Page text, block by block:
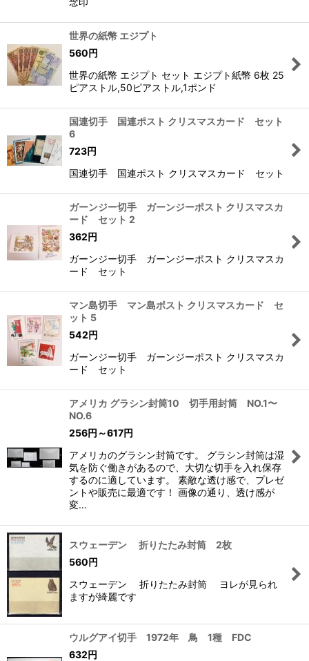
世界の紙幣 エジプト
560円
世界の紙幣 エジプト セット エジプト紙幣 6枚 25
ピアストル,50ピアストル,1ポンド
国連切手 国連ポスト クリスマスカード セット
6
723円
国連切手 国連ポスト クリスマスカード セット
ガーンジー切手 ガーンジーポスト クリスマスカ
ード セット 2
362円
ガーンジー切手 ガーンジーポスト クリスマスカ
ード セット
マン島切手 マン島ポスト クリスマスカード セ
ット 5
542円
ガーンジー切手 ガーンジーポスト クリスマスカ
ード セット
アメリカ グラシン封筒10 切手用封筒 NO.1〜
NO.6
256円 ～617円
アメリカのグラシン封筒です。 グラシン封筒は湿
気を防ぐ働きがあるので、大切な切手を入れ保存
するのに適しています。 素敵な透け感で、プレゼ
ントや販売に最適です！ 画像の通り、透け感が
変…
スウェーデン 折りたたみ封筒 2枚
560円
スウェーデン 折りたたみ封筒 ヨレが見られ
ますが綺麗です
ウルグアイ切手 1972年 鳥 1種 FDC
632円